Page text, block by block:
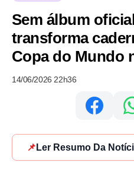
Sem álbum
transforma
Copa do Mundo
14/06/2026 22h36
📌 Ler Resumo Da